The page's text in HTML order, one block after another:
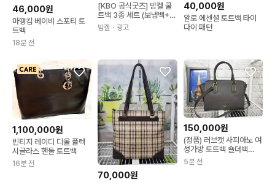
46,000원
마뗑킴 베이비 스포티 토
트백
18분 전
[KBO 공식굿즈] 밤켈 쿨
트백 3종 세트 (보냉백+토
트백+자켓 그리퍼)
밤켈 ・광고
40,000원
알로 에센셜 토트백 타이
다이 패턴
1,100,000원
빈티지 레이디 디올 플렉
시글라스 핸들 토트백
16분 전
70,000원
150,000원
(정품) 러브캣 사피아노 여
성가방 토트백 숄더백
GA76
5분 전